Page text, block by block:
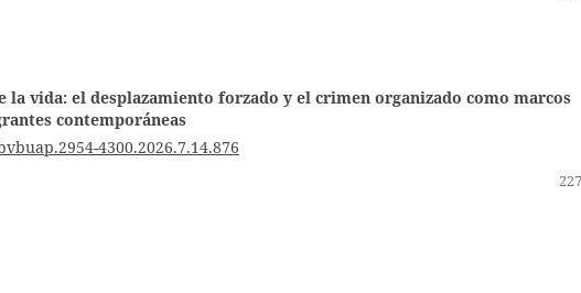
la vida: el desplazamiento forzado y el crimen organizado como marcos
contemporáneas
4300.2026.7.14.876